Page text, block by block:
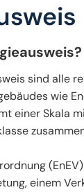
sind alle
wie
einer Skala
einem